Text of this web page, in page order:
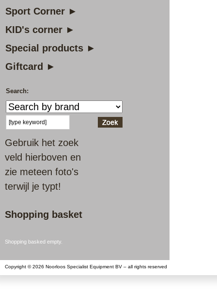
Sport Corner ►
KID's corner ►
Special products ►
Giftcard ►
Search:
Gebruik het zoek
veld hierboven en
zie meteen foto's
terwijl je typt!
Shopping basket
Shopping basked empty.
Copyright © 2026 Noorloos Specialist Equipment BV – all rights reserved